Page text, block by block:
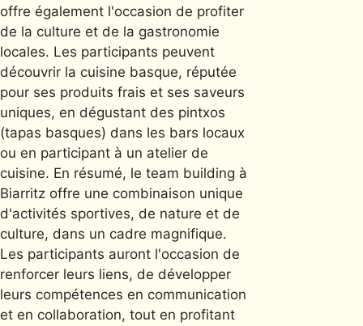
offre également l'occasion de profiter
de la culture et de la gastronomie
locales. Les participants peuvent
découvrir la cuisine basque, réputée
pour ses produits frais et ses saveurs
uniques, en dégustant des pintxos
(tapas basques) dans les bars locaux
ou en participant à un atelier de
cuisine. En résumé, le team building à
Biarritz offre une combinaison unique
d'activités sportives, de nature et de
culture, dans un cadre magnifique.
Les participants auront l'occasion de
renforcer leurs liens, de développer
leurs compétences en communication
et en collaboration, tout en profitant